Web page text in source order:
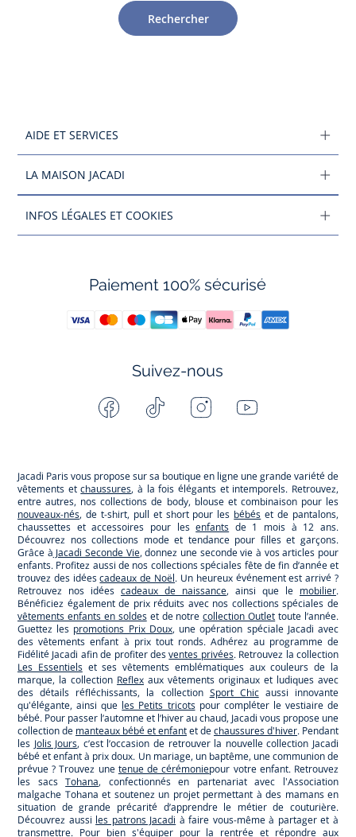
Rechercher
AIDE ET SERVICES
LA MAISON JACADI
INFOS LÉGALES ET COOKIES
Paiement 100% sécurisé
Suivez-nous
Facebook Tiktok InstagramYoutube
Jacadi Paris vous propose sur sa boutique en ligne une grande variété de
vêtements etchaussures, à la fois élégants et intemporels. Retrouvez,
entre autres, nos collections de body, blouse et combinaison pour les
nouveaux-nés, de t-shirt, pull et short pour les bébés et de pantalons,
chaussettes et accessoires pour lesenfants de 1 mois à 12 ans.
Découvrez nos collections mode et tendance pour filles et garçons.
Grâce à Jacadi Seconde Vie, donnez une seconde vie à vos articles pour
enfants. Profitez aussi de nos collections spéciales fête de fin d’année et
trouvez des idéescadeaux de Noël. Un heureux événement est arrivé ?
Retrouvez nos idées cadeaux de naissance, ainsi que le mobilier.
Bénéficiez également de prix réduits avec nos collections spéciales de
vêtements enfants en soldeset de notrecollection Outlet toute l’année.
Guettez les promotions Prix Doux, une opération spéciale Jacadi avec
des vêtements enfant à prix tout ronds. Adhérez au programme de
Fidélité Jacadi afin de profiter desventes privées. Retrouvez la collection
Les Essentielset ses vêtements emblématiques aux couleurs de la
marque, la collection Reflex aux vêtements originaux et ludiques avec
des détails réfléchissants, la collection Sport Chicaussi innovante
qu'élégante, ainsi que les Petits tricotspour compléter le vestiaire de
bébé. Pour passer l’automne et l’hiver au chaud, Jacadi vous propose une
collection de manteaux bébé et enfantet dechaussures d'hiver. Pendant
les Jolis Jours, c’est l’occasion de retrouver la nouvelle collection Jacadi
bébé et enfant à prix doux. Un mariage, un baptême, une communion de
prévue ? Trouvez une tenue de cérémoniepour votre enfant. Retrouvez
les sacsTohana, confectionnés en partenariat avec l'Association
malgache Tohana et soutenez un projet permettant à des mamans en
situation de grande précarité d’apprendre le métier de couturière.
Découvrez aussi les patrons Jacadi à faire vous-même à partager et à
transmettre. Pour bien s'équiper pour la rentrée et répondre aux